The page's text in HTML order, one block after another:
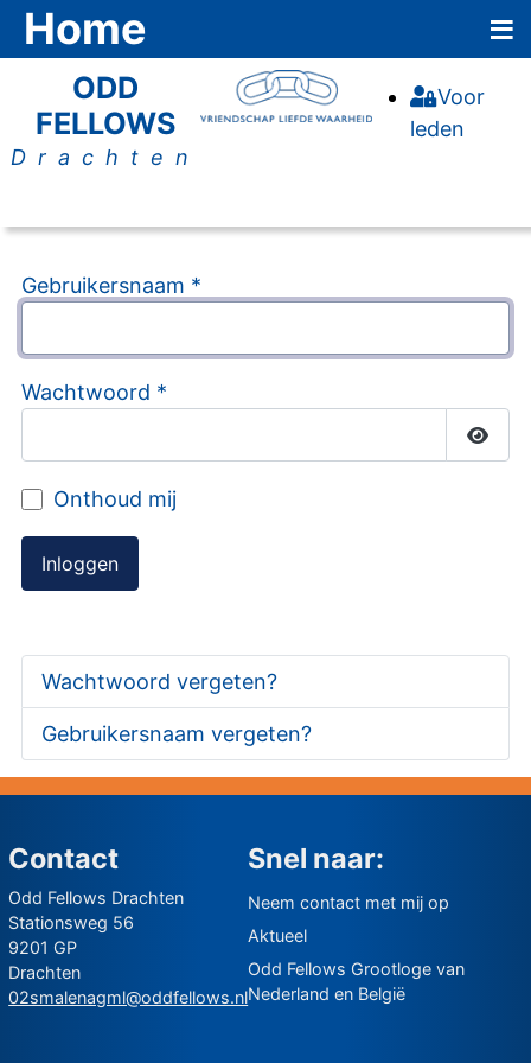
ODD
FELLOWS
Drachten
Voor
leden
Gebruikersnaam *
Wachtwoord *
Toon
Onthoud mij
Inloggen
Wachtwoord vergeten?
Gebruikersnaam vergeten?
Contact
Odd Fellows Drachten
Stationsweg 56
9201 GP
Drachten
02smalenagml@oddfellows.nl
Snel naar:
Neem contact met mij op
Aktueel
Odd Fellows Grootloge van
Nederland en België
Home ≡